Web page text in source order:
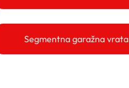
Segmentna garažna vrata